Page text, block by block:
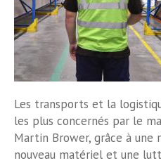
Les transports et la
les plus concernés par le
Martin Brower, grâce à une
nouveau matériel et une